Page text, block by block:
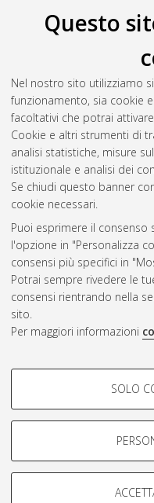
Questo
Nel nostro sito utilizziamo
funzionamento, sia cookie
facoltativi che potrai
Cookie e altri strumenti di
analisi statistiche, misure
istituzionale e analisi dei
Se chiudi questo banner
cookie necessari.
Puoi esprimere il
l'opzione in "Personalizza
consensi più specifici in
Potrai sempre rivedere le
consensi rientrando nella
sito.
Per maggiori informazioni
COOKIE DI
Si tratta di cookie utilizzati
navigazione degli utenti,
Mostra cookie di
SOLO
Bologna. Dottorato di
(2013)
confini, prove di comunità ,
Studiorum Università di
Pedagogia , 25 Ciclo. DOI
Questa lista e' stata
Atom
Rss 1.0
Rss 2.0
ISSN: 2038-7946
Impostazioni Cookie
Informativa sulla privacy
Condizioni d’uso del sito